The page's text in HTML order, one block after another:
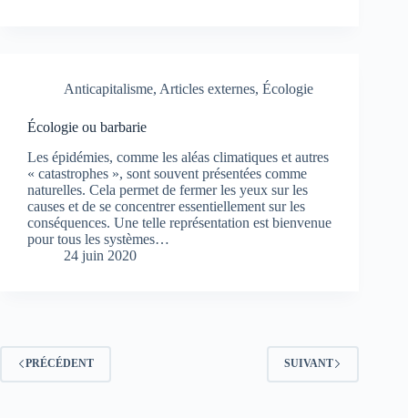
Anticapitalisme, Articles externes, Écologie
Écologie ou barbarie
Les épidémies, comme les aléas climatiques et autres
« catastrophes », sont souvent présentées comme
naturelles. Cela permet de fermer les yeux sur les
causes et de se concentrer essentiellement sur les
conséquences. Une telle représentation est bienvenue
pour tous les systèmes…
24 juin 2020
PRÉCÉDENT SUIVANT